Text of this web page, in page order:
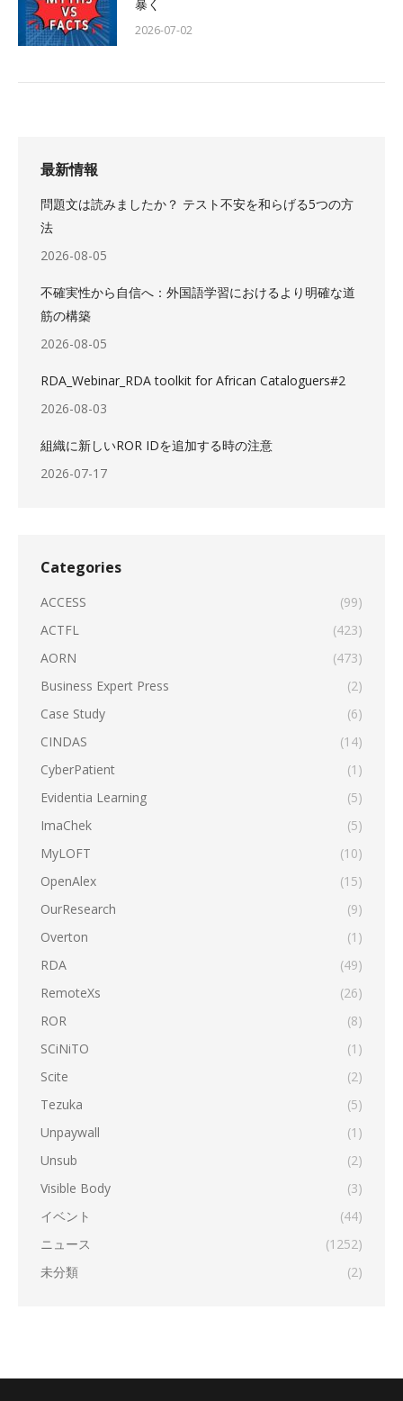
暴く
2026-07-02
最新情報
問題文は読みましたか？ テスト不安を和らげる5つの方
法
2026-08-05
不確実性から自信へ：外国語学習におけるより明確な道
筋の構築
2026-08-05
RDA_Webinar_RDA toolkit for African Cataloguers#2
2026-08-03
組織に新しいROR IDを追加する時の注意
2026-07-17
Categories
ACCESS
(99)
ACTFL
(423)
AORN
(473)
Business Expert Press
(2)
Case Study
(6)
CINDAS
(14)
CyberPatient
(1)
Evidentia Learning
(5)
ImaChek
(5)
MyLOFT
(10)
OpenAlex
(15)
OurResearch
(9)
Overton
(1)
RDA
(49)
RemoteXs
(26)
ROR
(8)
SCiNiTO
(1)
Scite
(2)
Tezuka
(5)
Unpaywall
(1)
Unsub
(2)
Visible Body
(3)
イベント
(44)
ニュース
(1252)
未分類
(2)